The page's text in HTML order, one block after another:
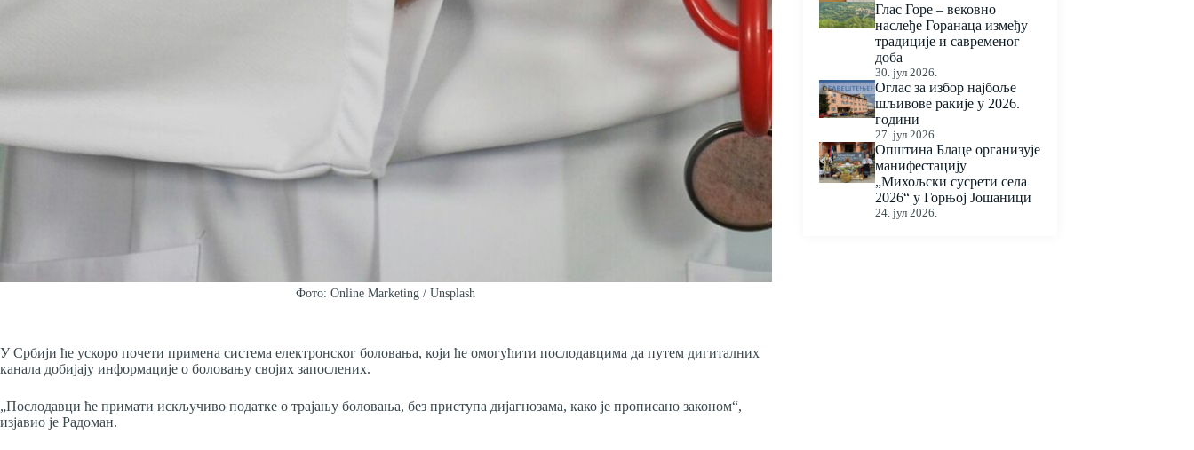
Фото: Online Marketing / Unsplash
У Србији ће ускоро почети примена система електронског боловања, који ће омогућити послодавцима да путем дигиталних
канала добијају информације о боловању својих запослених.
„Послодавци ће примати искључиво податке о трајању боловања, без приступа дијагнозама, како је прописано законом“,
изјавио је Радоман.
Глас Горе – вековно
наслеђе Горанаца између
традиције и савременог
доба
30. јул 2026.
Оглас за избор најбоље
шљивове ракије у 2026.
години
27. јул 2026.
Општина Блаце организује
манифестацију
„Михољски сусрети села
2026“ у Горњој Јошаници
24. јул 2026.